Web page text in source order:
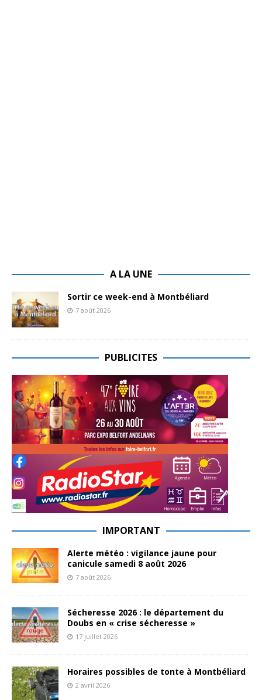
A LA UNE
Sortir ce week-end à Montbéliard
7 août 2026
PUBLICITES
IMPORTANT
Alerte météo : vigilance jaune pour
canicule samedi 8 août 2026
7 août 2026
Sécheresse 2026 : le département du
Doubs en « crise sécheresse »
17 juillet 2026
Horaires possibles de tonte à Montbéliard
2 avril 2026